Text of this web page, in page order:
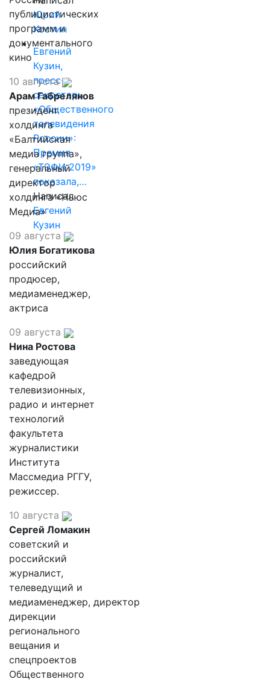
Юрий
Костин
Евгений
Кузин,
пресс-
секретарь
«Общественного
телевидения
России»:
Премия
«ТЭФИ 2019»
показала,…
Написал
Евгений
Кузин
публицистических
программ и
документального
кино
10 августа
Арам Габрелянов
президент
холдинга
«Балтийская
медиа группа»,
генеральный
директор
холдинга «Ньюс
Медиа»
09 августа
Юлия Богатикова
российский
продюсер,
медиаменеджер,
актриса
09 августа
Нина Ростова
заведующая
кафедрой
телевизионных,
радио и интернет
технологий
факультета
журналистики
Института
Массмедиа РГГУ,
режиссер.
10 августа
Сергей Ломакин
советский и
российский
журналист,
телеведущий и
медиаменеджер, директор
дирекции
регионального
вещания и
спецпроектов
Общественного